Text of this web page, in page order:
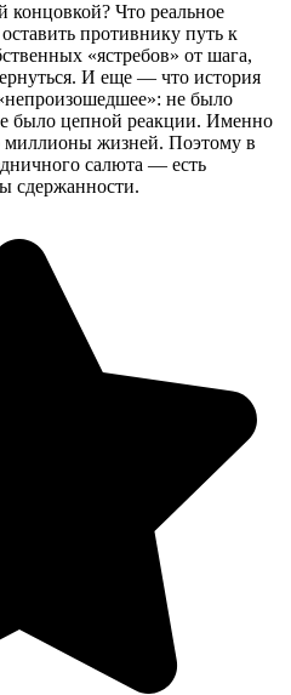
концовкой? Что реальное
противнику путь к
«ястребов» от шага,
И еще — что история
не было
было цепной реакции. Именно
миллионы жизней. Поэтому в
салюта — есть
сдержанности.